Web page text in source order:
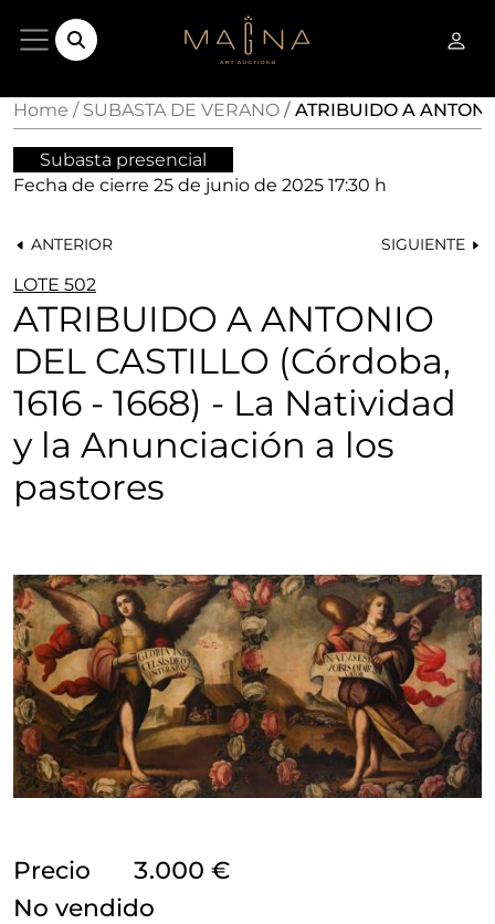
Home SUBASTA DE VERANO ATRIBUIDO A
Subasta presencial
Fecha de cierre 25 de junio de 2025 17:30 h
ANTERIOR SIGUIENTE
LOTE 502
ATRIBUIDO A ANTONIO
DEL CASTILLO (Córdoba,
1616 - 1668) - La Natividad
y la Anunciación a los
pastores
Precio
3.000 €
no vendido